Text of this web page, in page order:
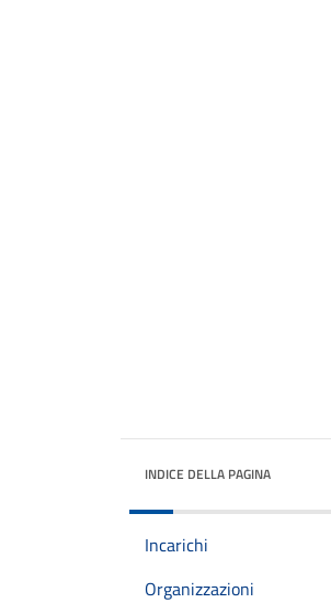
INDICE DELLA PAGINA
Incarichi
Organizzazioni